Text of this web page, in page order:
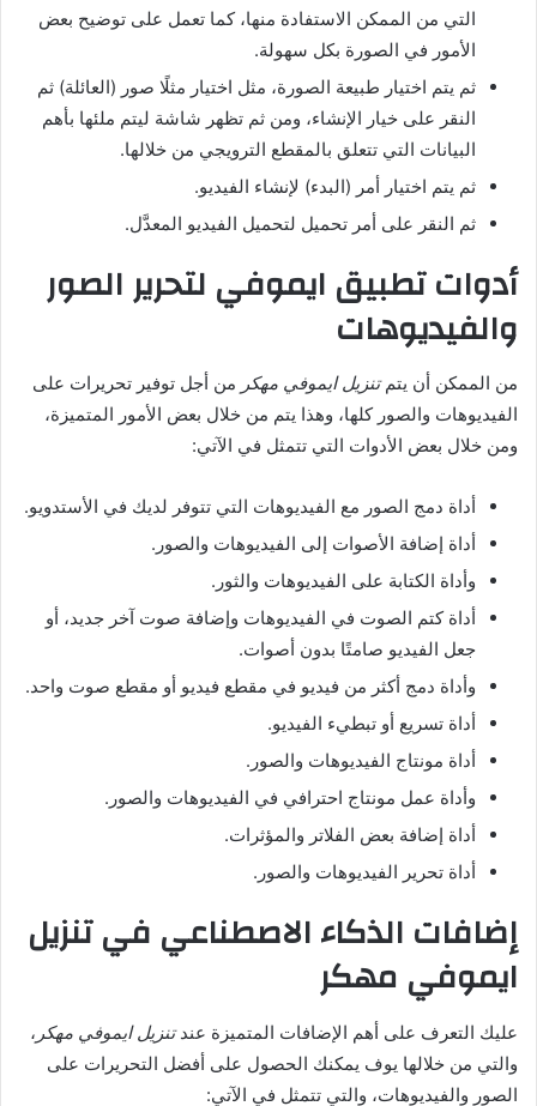
التي من الممكن الاستفادة منها، كما تعمل على توضيح بعض
الأمور في الصورة بكل سهولة.
ثم يتم اختيار طبيعة الصورة، مثل اختيار مثلًا صور (العائلة) ثم
النقر على خيار الإنشاء، ومن ثم تظهر شاشة ليتم ملئها بأهم
البيانات التي تتعلق بالمقطع الترويجي من خلالها.
ثم يتم اختيار أمر (البدء) لإنشاء الفيديو.
ثم النقر على أمر تحميل لتحميل الفيديو المعدَّل.
أدوات تطبيق ايموفي لتحرير الصور
والفيديوهات
من الممكن أن يتمتنزيل ايموفي مهكر من أجل توفير تحريرات على
الفيديوهات والصور كلها، وهذا يتم من خلال بعض الأمور المتميزة،
ومن خلال بعض الأدوات التي تتمثل في الآتي:
أداة دمج الصور مع الفيديوهات التي تتوفر لديك في الأستدويو.
أداة إضافة الأصوات إلى الفيديوهات والصور.
وأداة الكتابة على الفيديوهات والثور.
أداة كتم الصوت في الفيديوهات وإضافة صوت آخر جديد، أو
جعل الفيديو صامتًا بدون أصوات.
وأداة دمج أكثر من فيديو في مقطع فيديو أو مقطع صوت واحد.
أداة تسريع أو تبطيء الفيديو.
أداة مونتاج الفيديوهات والصور.
وأداة عمل مونتاج احترافي في الفيديوهات والصور.
أداة إضافة بعض الفلاتر والمؤثرات.
أداة تحرير الفيديوهات والصور.
إضافات الذكاء الاصطناعي في تنزيل
ايموفي مهكر
عليك التعرف على أهم الإضافات المتميزة عندتنزيل ايموفي مهكر ،
والتي من خلالها يوف يمكنك الحصول على أفضل التحريرات على
الصور والفيديوهات، والتي تتمثل في الآتي: